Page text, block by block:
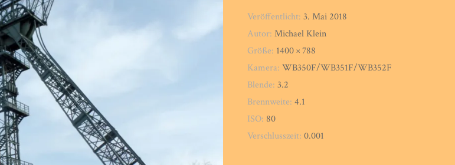
Veröffentlicht:3. Mai 2018
Autor:Michael Klein
Größe: 1400 × 788
Kamera:WB350F/WB351F/WB352F
Blende:3.2
Brennweite:4.1
ISO: 80
Verschlusszeit:0.001